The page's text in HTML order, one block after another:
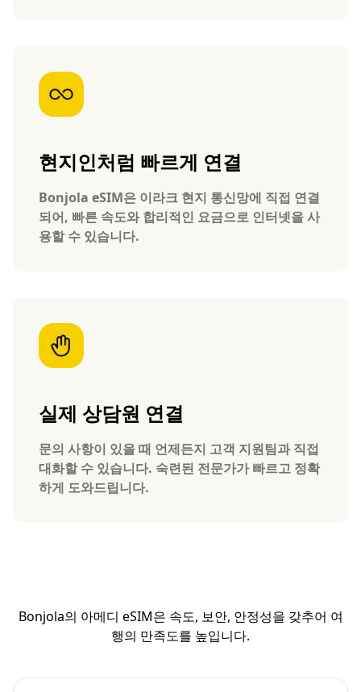
현지인처럼 빠르게 연결
Bonjola eSIM은 이라크 현지 통신망에 직접 연결
되어, 빠른 속도와 합리적인 요금으로 인터넷을 사
용할 수 있습니다.
실제 상담원 연결
문의 사항이 있을 때 언제든지 고객 지원팀과 직접
대화할 수 있습니다. 숙련된 전문가가 빠르고 정확
하게 도와드립니다.
Bonjola의 아메디 eSIM은 속도, 보안, 안정성을 갖추어 여
행의 만족도를 높입니다.